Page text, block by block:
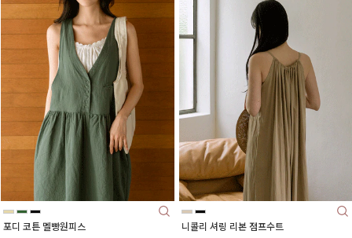
포디 코튼 멜빵원피스
니콜리 셔링 리본 점프수트